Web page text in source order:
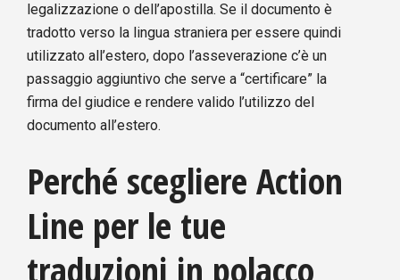
legalizzazione o dell’apostilla. Se il documento è
tradotto verso la lingua straniera per essere quindi
utilizzato all’estero, dopo l’asseverazione c’è un
passaggio aggiuntivo che serve a “certificare” la
firma del giudice e rendere valido l’utilizzo del
documento all’estero.
Perché scegliere Action
Line per le tue
traduzioni in polacco